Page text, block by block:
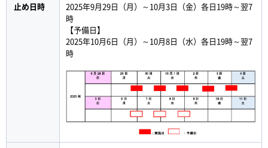
止め日時
2025年9月29日（月）～10月3日（金）各日19時～翌7
時
【予備日】
2025年10月6日（月）～10月8日（水）各日19時～翌7
時